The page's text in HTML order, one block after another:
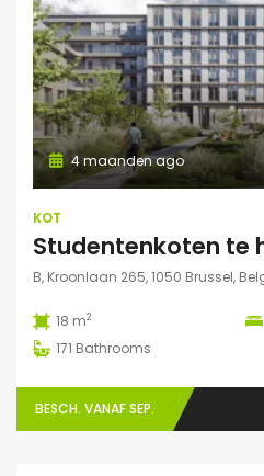
4 maanden ago
KOT
B, Kroonlaan 265, 1050 Brussel,
18 m2
171 Bathrooms
BESCH. VANAF SEP.